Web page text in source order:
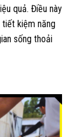
quả. Điều này
tiết kiệm năng
sống thoải